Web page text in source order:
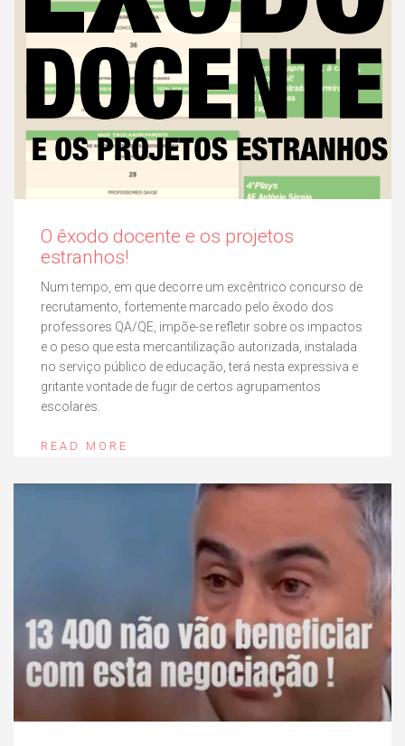
O êxodo docente e os projetos
estranhos!
Num tempo, em que decorre um excêntrico concurso de
recrutamento, fortemente marcado pelo êxodo dos
professores QA/QE, impõe-se refletir sobre os impactos
e o peso que esta mercantilização autorizada, instalada
no serviço público de educação, terá nesta expressiva e
gritante vontade de fugir de certos agrupamentos
escolares.
READ MORE